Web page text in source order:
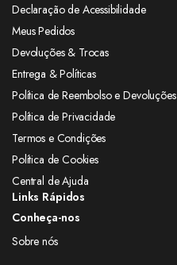
Declaração de Acessibilidade
Meus Pedidos
Devoluções & Trocas
Entrega & Políticas
Política de Reembolso e Devoluções
Política de Privacidade
Termos e Condições
Política de Cookies
Central de Ajuda
Links Rápidos
Conheça-nos
Sobre nós